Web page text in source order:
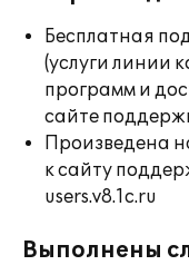
Бесплатная
(услуги линии
программ и
сайте
Произведена
к сайту
users.v8.1c.ru
Выполнены